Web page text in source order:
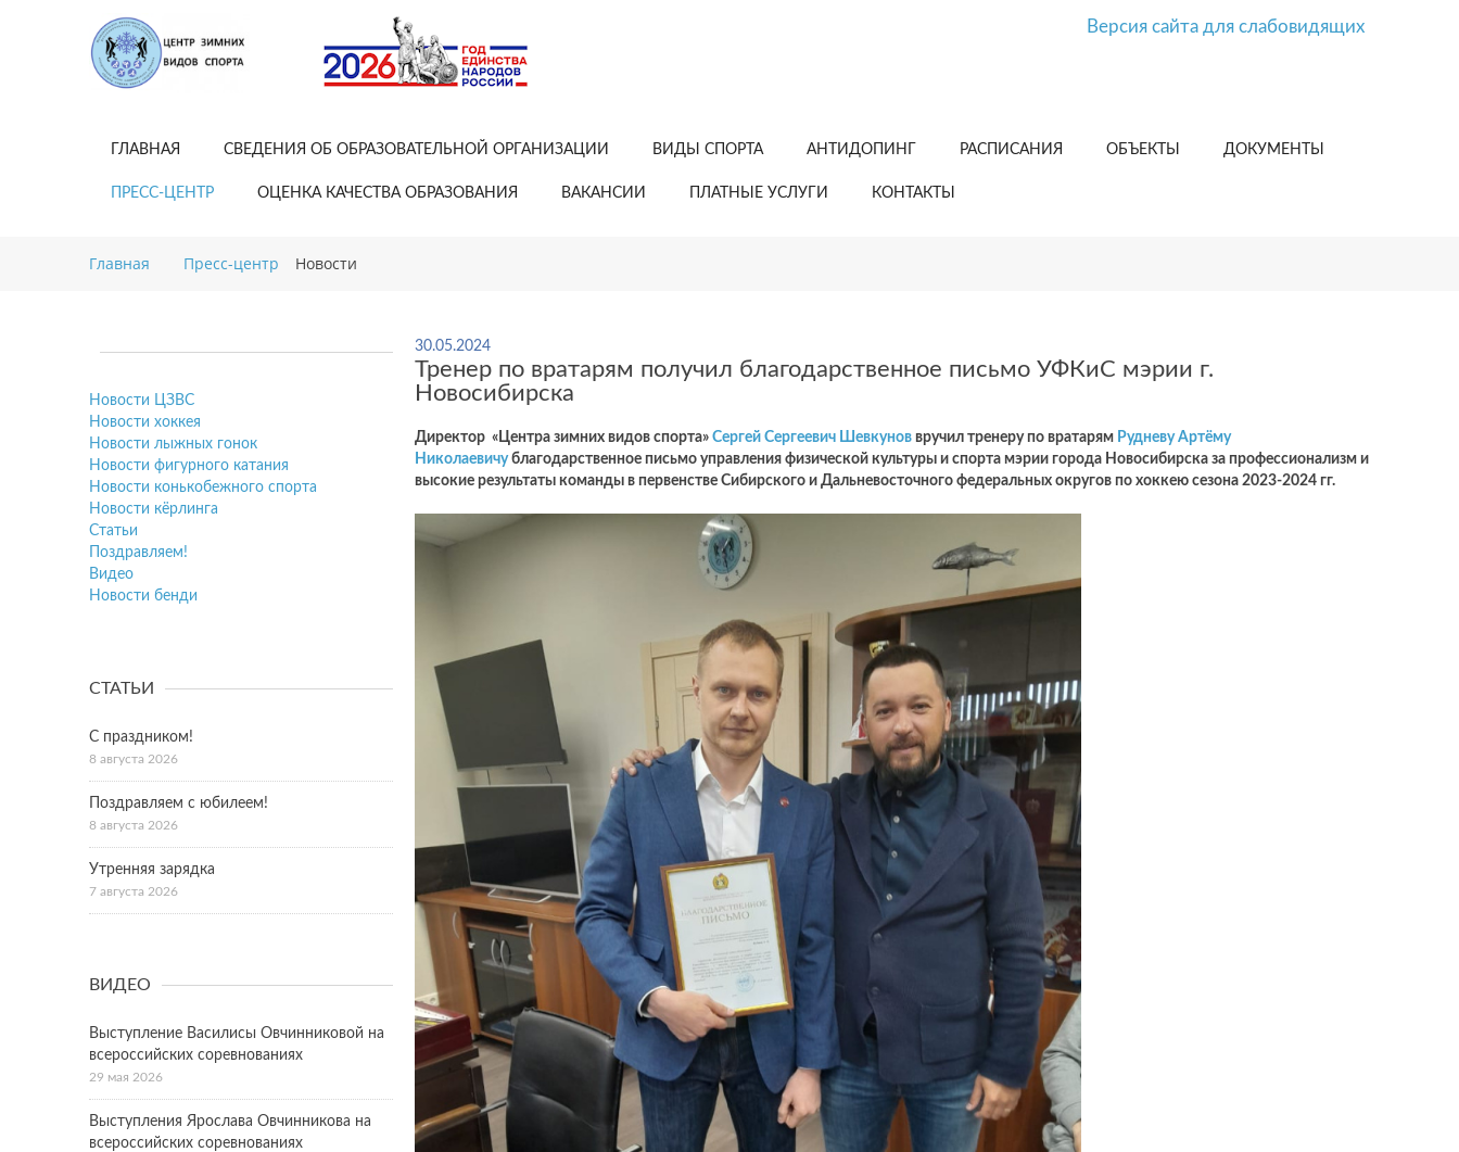
Версия сайта для слабовидящих
ГЛАВНАЯ СВЕДЕНИЯ ОБ ОБРАЗОВАТЕЛЬНОЙ ОРГАНИЗАЦИИ ВИДЫ СПОРТА АНТИДОПИНГ РАСПИСАНИЯ ОБЪЕКТЫ ДОКУМЕНТЫ
ПРЕСС-ЦЕНТР ОЦЕНКА КАЧЕСТВА ОБРАЗОВАНИЯ ВАКАНСИИ ПЛАТНЫЕ УСЛУГИ КОНТАКТЫ
Главная Пресс-центр Новости
30.05.2024
Тренер по вратарям получил благодарственное письмо УФКиС мэрии г.
Новосибирска
Директор «Центра зимних видов спорта» Сергей Сергеевич Шевкунов вручил тренеру по вратарям Рудневу Артёму
Николаевичублагодарственное письмо управления физической культуры и спорта мэрии города Новосибирска за профессионализм и
высокие результаты команды в первенстве Сибирского и Дальневосточного федеральных округов по хоккею сезона 2023-2024 гг.
Новости ЦЗВС
Новости хоккея
Новости лыжных гонок
Новости фигурного катания
Новости конькобежного спорта
Новости кёрлинга
Статьи
Поздравляем!
Видео
Новости бенди
СТАТЬИ
С праздником!
8 августа 2026
Поздравляем с юбилеем!
8 августа 2026
Утренняя зарядка
7 августа 2026
ВИДЕО
Выступление Василисы Овчинниковой на
всероссийских соревнованиях
29 мая 2026
Выступления Ярослава Овчинникова на
всероссийских соревнованиях